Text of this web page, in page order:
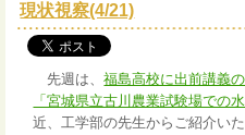
現状視察(4/21)
先週は、福島高校に出前講義
「宮城県立古川農業試験場での水
近、工学部の先生からご紹介い